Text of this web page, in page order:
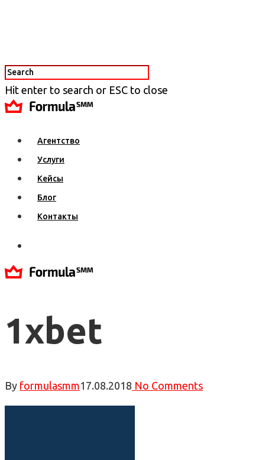
Hit enter to search or ESC to close
Агентство
Услуги
Кейсы
Блог
Контакты
1xbet
By formulasmm17.08.2018 No Comments